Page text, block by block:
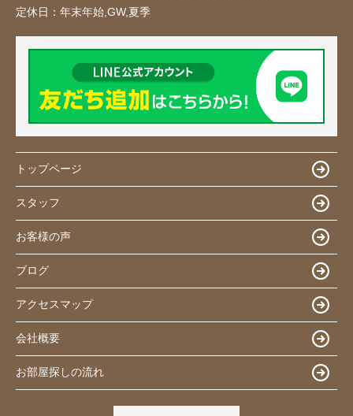
定休日： 年末年始,GW,夏季
トップページ
スタッフ
お客様の声
ブログ
アクセスマップ
会社概要
お部屋探しの流れ